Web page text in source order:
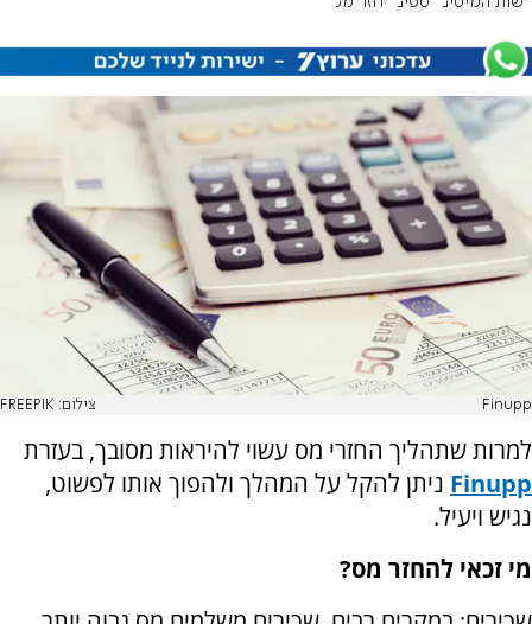
Finupp צילום: FREEPIK
למרות שתהליך החזרי מס עשוי להיראות מסובך, בעזרת
Finupp ניתן להקל על המהלך ולהפוך אותו לפשוט,
נגיש ויעיל.
מי זכאי להחזר מס?